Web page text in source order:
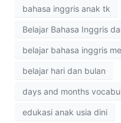
bahasa inggris anak tk
Belajar Bahasa Inggris
belajar bahasa inggris
belajar hari dan bulan
days and months
edukasi anak usia dini